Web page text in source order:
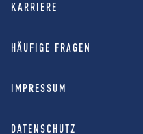
KARRIERE
HÄUFIGE FRAGEN
IMPRESSUM
DATENSCHUTZ